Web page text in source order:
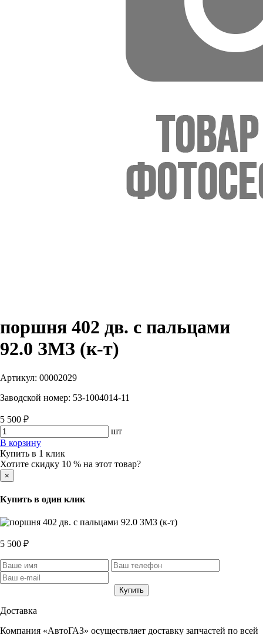
поршня 402 дв. с пальцами
92.0 ЗМЗ (к-т)
Артикул: 00002029
Заводской номер: 53-1004014-11
5 500 ₽
шт
В корзину
Купить в 1 клик
Хотите скидку 10 % на этот товар?
×
Купить в один клик
5 500 ₽
Доставка
Компания «АвтоГАЗ» осуществляет доставку запчастей по всей